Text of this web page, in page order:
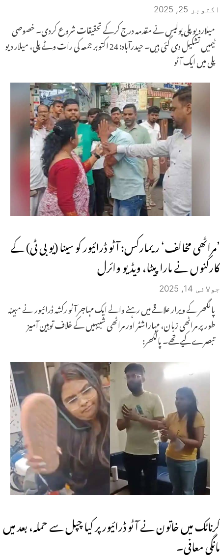
اکتوبر 25, 2025
میلاردیو پلی پولیس نے مقدمہ درج کرکے تحقیقات شروع کردی۔ خصوصی
ٹیمیں تشکیل دی گئی ہیں۔ حیدرآباد: 24 اکتوبر جمعہ کی رات وٹے پلی، میلار دیو
پلی میں ایک آٹو
’مراٹھی مخالف‘ ریمارکس: آٹو ڈرائیور کو سینا (یو بی ٹی) کے
کارکنوں نے مارا پیٹا، ویڈیو وائرل
جولائی 14, 2025
پالگھر کے ویرار علاقے میں رہنے والے ایک مہاجر آٹو رکشہ ڈرائیور نے مبینہ
طور پر مراٹھی زبان، مہاراشٹر اور مراٹھی شبیہیں کے خلاف توہین آمیز
تبصرے کیے تھے۔ پالگھر:
کرناٹک میں خاتون نے آٹو ڈرائیور پر کیا چپل سے حملہ، بعد میں
مانگی معافی۔